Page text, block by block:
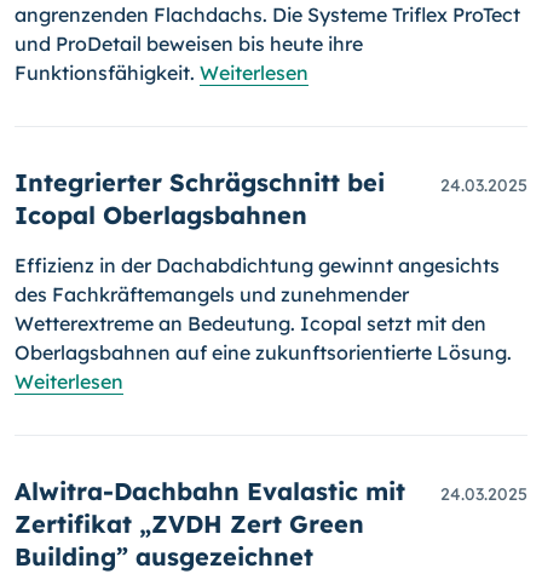
angrenzenden Flachdachs. Die Systeme Triflex ProTect
und ProDetail beweisen bis heute ihre
Funktionsfähigkeit. Weiterlesen
Integrierter Schrägschnitt bei
Icopal Oberlagsbahnen
24.03.2025
Effizienz in der Dachabdichtung gewinnt angesichts
des Fachkräftemangels und zunehmender
Wetterextreme an Bedeutung. Icopal setzt mit den
Oberlagsbahnen auf eine zukunftsorientierte Lösung.
Weiterlesen
Alwitra-Dachbahn Evalastic mit
Zertifikat „ZVDH Zert Green
Building” ausgezeichnet
24.03.2025